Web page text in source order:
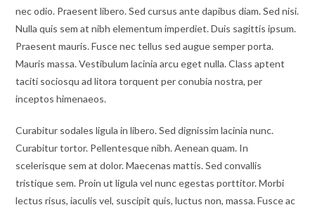
nec odio. Praesent libero. Sed cursus ante dapibus diam. Sed nisi.
Nulla quis sem at nibh elementum imperdiet. Duis sagittis ipsum.
Praesent mauris. Fusce nec tellus sed augue semper porta.
Mauris massa. Vestibulum lacinia arcu eget nulla. Class aptent
taciti sociosqu ad litora torquent per conubia nostra, per
inceptos himenaeos.
Curabitur sodales ligula in libero. Sed dignissim lacinia nunc.
Curabitur tortor. Pellentesque nibh. Aenean quam. In
scelerisque sem at dolor. Maecenas mattis. Sed convallis
tristique sem. Proin ut ligula vel nunc egestas porttitor. Morbi
lectus risus, iaculis vel, suscipit quis, luctus non, massa. Fusce ac